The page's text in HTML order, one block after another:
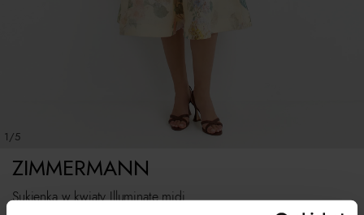
1/5
Sukienka w kwiaty Illuminate midi
ZIMMERMANN